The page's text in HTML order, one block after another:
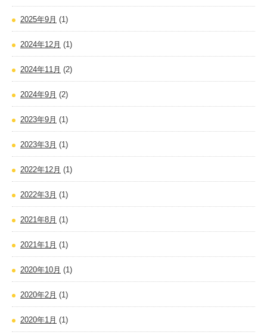
2025年9月 (1)
2024年12月 (1)
2024年11月 (2)
2024年9月 (2)
2023年9月 (1)
2023年3月 (1)
2022年12月 (1)
2022年3月 (1)
2021年8月 (1)
2021年1月 (1)
2020年10月 (1)
2020年2月 (1)
2020年1月 (1)